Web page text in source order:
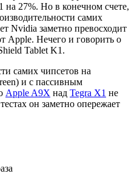
на 27%. Но в конечном счете,
самих
Nvidia заметно превосходит
Apple. Нечего и говорить о
Tablet K1.
самих чипсетов на
и с пассивным
Apple A9X над Tegra X1 не
он заметно опережает